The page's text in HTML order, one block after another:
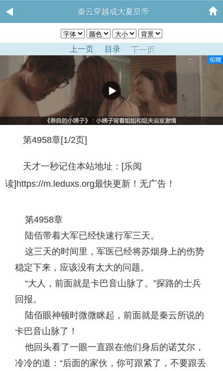
秦云穿越成大夏皇帝
上一页 目录 下一页
第4958章[1/2页]
天才一秒记住本站地址：[乐阅
读]https://m.leduxs.org最快更新！无广告！
第4958章
陆佰带着大军已经快速行军三天。
这三天的时间里，军医已经将苏烟身上的伤势
稳定下来，应该没有太大的问题。
“大人，前面就是卡巴音山脉了。”探路的士兵
回报。
陆佰眼神顿时微微眯起，前面就是秦云所说的
卡巴音山脉了！
他回头看了一眼一直跟在他们身后的诺艾尔，
冷冷的道：“后面的家伙，你可跟紧了，不要跟丢